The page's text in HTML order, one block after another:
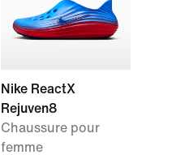
Nike ReactX
Rejuven8
Chaussure pour
femme